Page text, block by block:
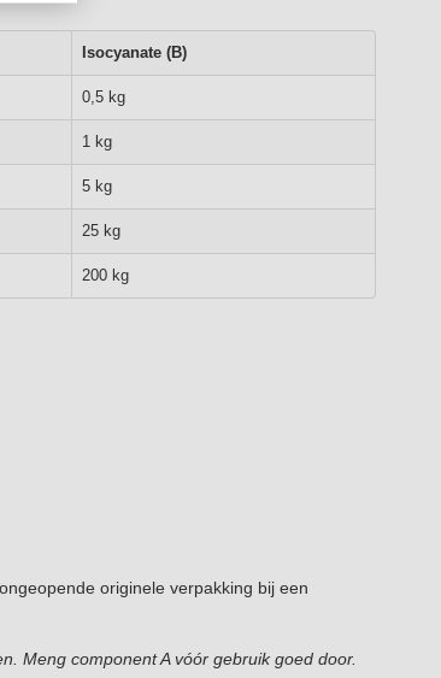
Isocyanate (B)
0,5 kg
1 kg
5 kg
25 kg
200 kg
originele verpakking bij een
Meng component A vóór gebruik goed door.